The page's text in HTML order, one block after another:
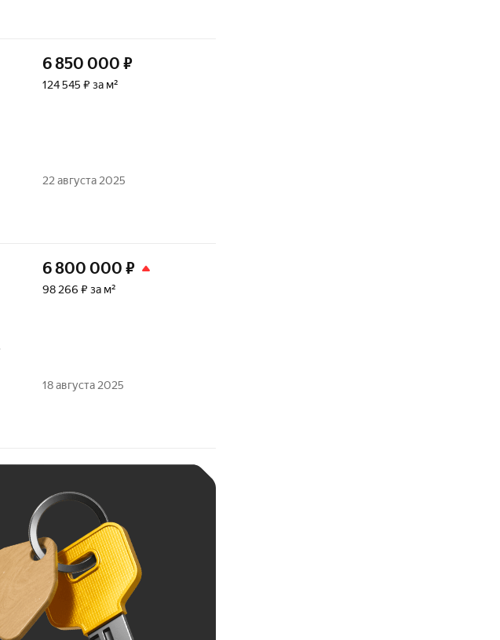
6 850 000 ₽
124 545 ₽ за м²
22 августа 2025
6 800 000 ₽
98 266 ₽ за м²
18 августа 2025